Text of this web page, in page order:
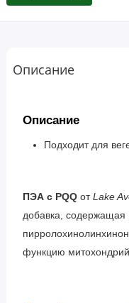
Описание
Описание
Подходит для
ПЭА с PQQ отLake
добавка, содержащая
функцию митохондрий